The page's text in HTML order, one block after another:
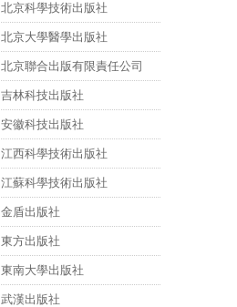
北京科學技術出版社
北京大學醫學出版社
北京聯合出版有限責任公司
吉林科技出版社
安徽科技出版社
江西科學技術出版社
江蘇科學技術出版社
金盾出版社
東方出版社
東南大學出版社
武漢出版社